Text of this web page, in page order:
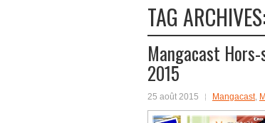
TAG
Mangacast
2015
25 août 2015 Mangacast,